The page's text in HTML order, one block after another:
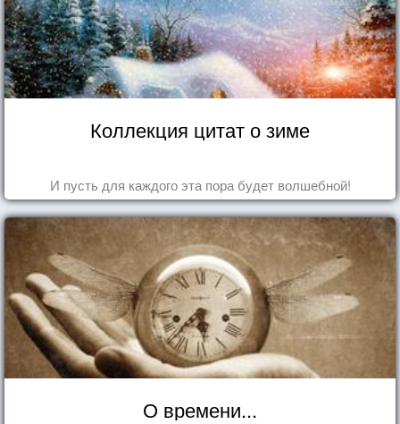
Коллекция цитат о зиме
И пусть для каждого эта пора будет волшебной!
О времени...